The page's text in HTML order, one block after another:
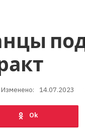
Изменено: 14.07.2023